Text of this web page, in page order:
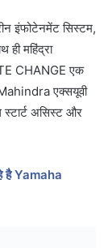
इंफोटेनमेंट सिस्टम,
ही महिंद्रा
CHANGE एक
एक्सयूवी
असिस्ट और
है Yamaha